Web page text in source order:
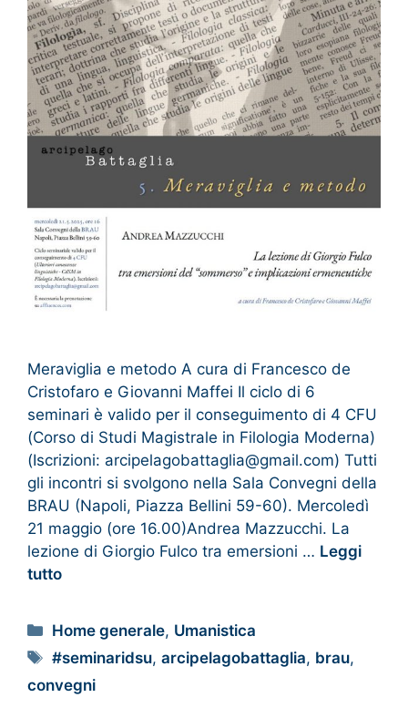
Meraviglia e metodo A cura di Francesco de
Cristofaro e Giovanni Maffei Il ciclo di 6
seminari è valido per il conseguimento di 4 CFU
(Corso di Studi Magistrale in Filologia Moderna)
(Iscrizioni: arcipelagobattaglia@gmail.com) Tutti
gli incontri si svolgono nella Sala Convegni della
BRAU (Napoli, Piazza Bellini 59-60). Mercoledì
21 maggio (ore 16.00)Andrea Mazzucchi. La
lezione di Giorgio Fulco tra emersioni … Leggi
tutto
Home generale, Umanistica
#seminaridsu,arcipelagobattaglia, brau,
convegni